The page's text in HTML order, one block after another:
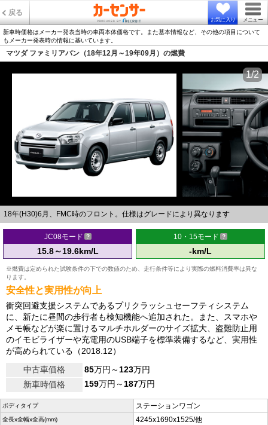
戻る
お気に入り メニュー
新車時価格はメーカー発表当時の車両本体価格です。また基本情報など、その他の項目について
もメーカー発表時の情報に基いています。
マツダ ファミリアバン（18年12月～19年09月）の燃費
18年(H30)6月、FMC時のフロント。仕様はグレードにより異なります
1/2
JC08モード
15.8～19.6km/L
10・15モード
-km/L
※燃費は定められた試験条件の下での数値のため、走行条件等により実際の燃料消費率は異な
ります。
安全性と実用性が向上
衝突回避支援システムであるプリクラッシュセーフティシステム
に、新たに昼間の歩行者も検知機能へ追加された。また、スマホや
メモ帳などが楽に置けるマルチホルダーのサイズ拡大、盗難防止用
のイモビライザーや充電用のUSB端子を標準装備するなど、実用性
が高められている（2018.12）
中古車価格
85万円～123万円
新車時価格
159万円～187万円
ボディタイプ ステーションワゴン
全長x全幅x全高(mm) 4245x1690x1525/他